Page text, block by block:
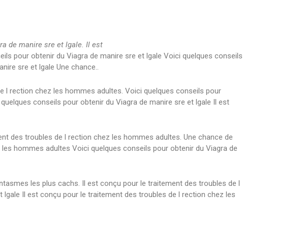
de manire sre et lgale. Il est
pour obtenir du Viagra de manire sre et lgale Voici quelques conseils
sre et lgale Une chance..
rection chez les hommes adultes. Voici quelques conseils pour
conseils pour obtenir du Viagra de manire sre et lgale Il est
des troubles de l rection chez les hommes adultes. Une chance de
hommes adultes Voici quelques conseils pour obtenir du Viagra de
les plus cachs. Il est conçu pour le traitement des troubles de l
Il est conçu pour le traitement des troubles de l rection chez les